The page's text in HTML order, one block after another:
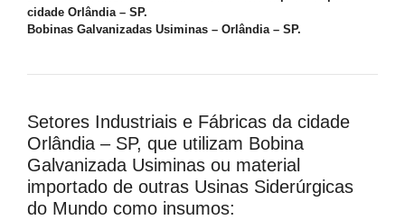
cidade Orlândia – SP.
Bobinas Galvanizadas Usiminas – Orlândia – SP.
Setores Industriais e Fábricas da cidade
Orlândia – SP, que utilizam Bobina
Galvanizada Usiminas ou material
importado de outras Usinas Siderúrgicas
do Mundo como insumos: